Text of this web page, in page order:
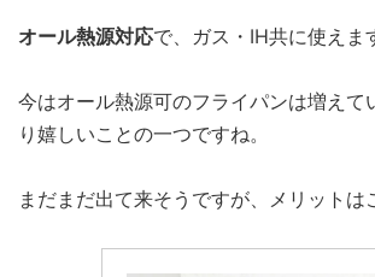
オール熱源対応で、ガス・IH共に使えま
今はオール熱源可のフライパンは増えて
り嬉しいことの一つですね。
まだまだ出て来そうですが、メリット